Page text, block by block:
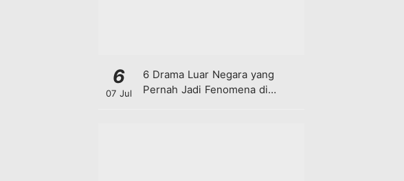
6
07 Jul
6 Drama Luar Negara yang
Pernah Jadi Fenomena di